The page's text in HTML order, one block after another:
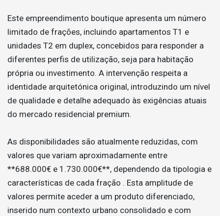
Este empreendimento boutique apresenta um número
limitado de frações, incluindo apartamentos T1 e
unidades T2 em duplex, concebidos para responder a
diferentes perfis de utilização, seja para habitação
própria ou investimento. A intervenção respeita a
identidade arquitetónica original, introduzindo um nível
de qualidade e detalhe adequado às exigências atuais
do mercado residencial premium.
As disponibilidades são atualmente reduzidas, com
valores que variam aproximadamente entre
**688.000€ e 1.730.000€**, dependendo da tipologia e
características de cada fração . Esta amplitude de
valores permite aceder a um produto diferenciado,
inserido num contexto urbano consolidado e com